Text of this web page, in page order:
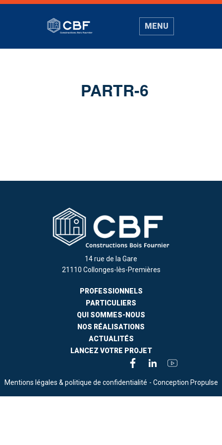
MENU
PARTR-6
14 rue de la Gare
21110 Collonges-lès-Premières
PROFESSIONNELS
PARTICULIERS
QUI SOMMES-NOUS
NOS RÉALISATIONS
ACTUALITÉS
LANCEZ VOTRE PROJET
Mentions légales & politique de confidentialité - Conception Propulse